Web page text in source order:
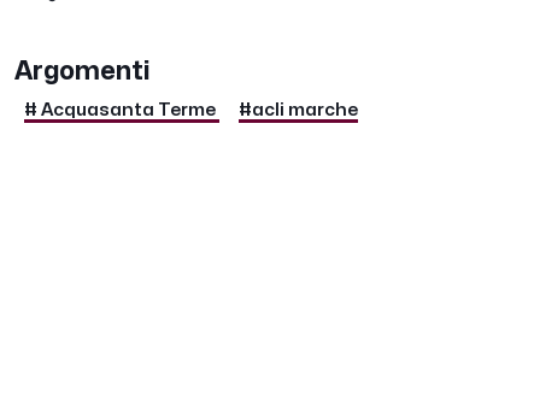
Argomenti
# Acquasanta Terme #acli marche